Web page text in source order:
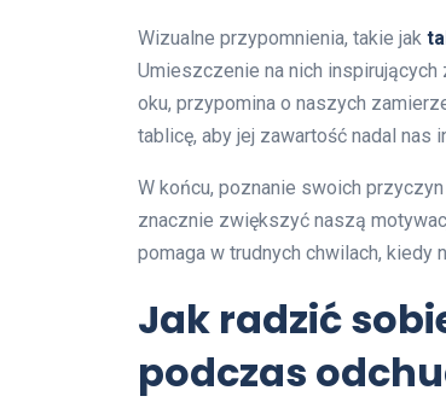
Wizualne przypomnienia, takie jak
Umieszczenie na nich
oku, przypomina o naszych
tablicę, aby jej zawartość nadal nas
W końcu, poznanie swoich
znacznie zwiększyć naszą
pomaga w trudnych chwilach, kiedy
Jak radzić
podczas